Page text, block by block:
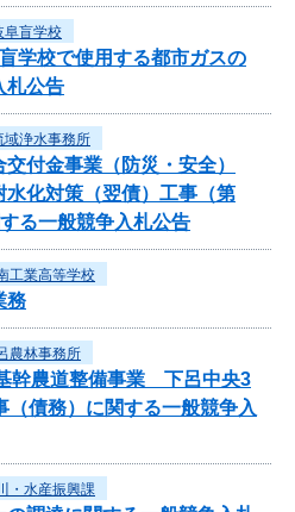
阜盲学校
学校で使用する都市ガスの
札公告
域浄水事務所
付金事業（防災・安全）
水化対策（翌債）工事（第
る一般競争入札公告
工業高等学校
務
農林事務所
幹農道整備事業 下呂中央3
債務）に関する一般競争入
・水産振興課